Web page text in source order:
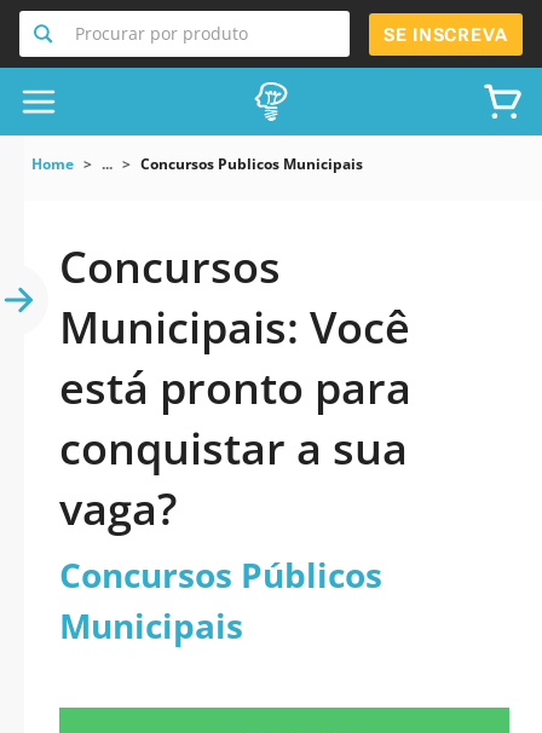
Procurar por produto SE INSCREVA
Home ... Concursos Publicos Municipais
Concursos
Municipais: Você
está pronto para
conquistar a sua
vaga?
Concursos Públicos
Municipais